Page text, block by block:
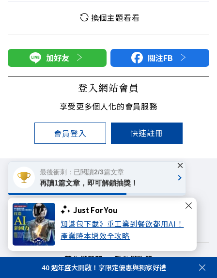
Just For You
知識包下載》重工業到餐飲都用AI！
產業降本增效全攻略
換個主題看看
加好友 關注FB
登入網站會員
享受更多個人化的會員服務
會員登入 快速註冊
遠見雜誌 哈佛商業評論
未來親子學習平台
50+ 領導影響力學院
著作權聲明
隱私權政策
40 週年盛大開啟！享限定優惠與獨家好禮
最後衝刺：已閱讀2/3篇文章
再讀1篇文章，即可解鎖抽獎！
×